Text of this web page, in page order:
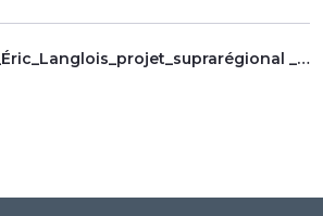
Présentation_Éric_Langlois_projet_suprarégional _analyse_drogues